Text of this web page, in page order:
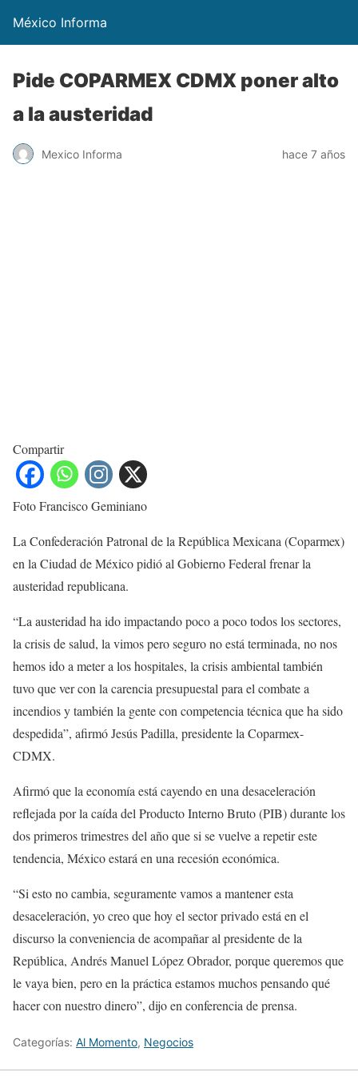
México Informa
Pide COPARMEX CDMX poner alto
a la austeridad
Mexico Informa hace 7 años
Compartir
Foto Francisco Geminiano
La Confederación Patronal de la República Mexicana (Coparmex)
en la Ciudad de México pidió al Gobierno Federal frenar la
austeridad republicana.
“La austeridad ha ido impactando poco a poco todos los sectores,
la crisis de salud, la vimos pero seguro no está terminada, no nos
hemos ido a meter a los hospitales, la crisis ambiental también
tuvo que ver con la carencia presupuestal para el combate a
incendios y también la gente con competencia técnica que ha sido
despedida”, afirmó Jesús Padilla, presidente la Coparmex-
CDMX.
Afirmó que la economía está cayendo en una desaceleración
reflejada por la caída del Producto Interno Bruto (PIB) durante los
dos primeros trimestres del año que si se vuelve a repetir este
tendencia, México estará en una recesión económica.
“Si esto no cambia, seguramente vamos a mantener esta
desaceleración, yo creo que hoy el sector privado está en el
discurso la conveniencia de acompañar al presidente de la
República, Andrés Manuel López Obrador, porque queremos que
le vaya bien, pero en la práctica estamos muchos pensando qué
hacer con nuestro dinero”, dijo en conferencia de prensa.
Categorías: Al Momento, Negocios